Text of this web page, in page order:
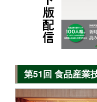
第51回 食品産業